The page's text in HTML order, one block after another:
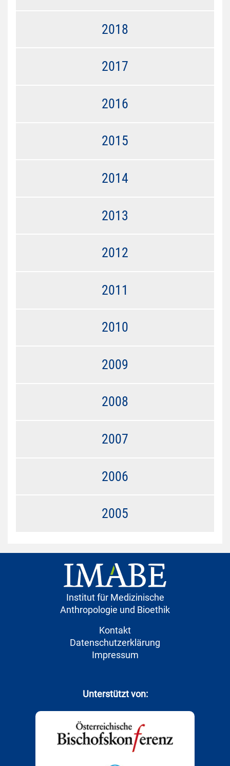
2018
2017
2016
2015
2014
2013
2012
2011
2010
2009
2008
2007
2006
2005
Institut für Medizinische
Anthropologie und Bioethik
Kontakt
Datenschutzerklärung
Impressum
Unterstützt von: